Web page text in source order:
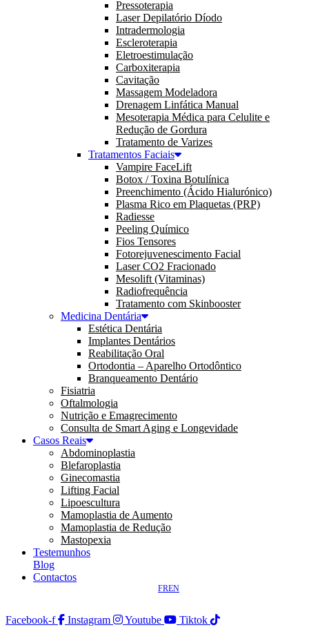
Pressoterapia
Laser Depilatório Díodo
Intradermologia
Escleroterapia
Eletroestimulação
Carboxiterapia
Cavitação
Massagem Modeladora
Drenagem Linfática Manual
Mesoterapia Médica para Celulite e
Redução de Gordura
Tratamento de Varizes
Tratamentos Faciais
Vampire FaceLift
Botox / Toxina Botulínica
Preenchimento (Ácido Hialurónico)
Plasma Rico em Plaquetas (PRP)
Radiesse
Peeling Químico
Fios Tensores
Fotorejuvenescimento Facial
Laser CO2 Fracionado
Mesolift (Vitaminas)
Radiofrequência
Tratamento com Skinbooster
Medicina Dentária
Estética Dentária
Implantes Dentários
Reabilitação Oral
Ortodontia – Aparelho Ortodôntico
Branqueamento Dentário
Fisiatria
Oftalmologia
Nutrição e Emagrecimento
Consulta de Smart Aging e Longevidade
Casos Reais
Abdominoplastia
Blefaroplastia
Ginecomastia
Lifting Facial
Lipoescultura
Mamoplastia de Aumento
Mamoplastia de Redução
Mastopexia
Testemunhos
Blog
Contactos
EN
FR
Facebook-f Instagram Youtube Tiktok